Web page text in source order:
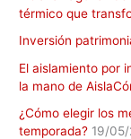
térmico que
Inversión
El aislamiento por
la mano de
¿Cómo elegir los
temporada? 19/